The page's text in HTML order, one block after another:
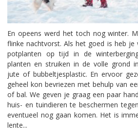
En opeens werd het toch nog winter.
flinke nachtvorst. Als het goed is heb je
potplanten op tijd in de
planten en struiken in de volle grond
jute of bubbeltjesplastic. En ervoor
geheel kon bevriezen met behulp van
of bal. We geven je graag een paar
huis- en tuindieren te beschermen
eventueel nog gaan komen. Het is
lente...